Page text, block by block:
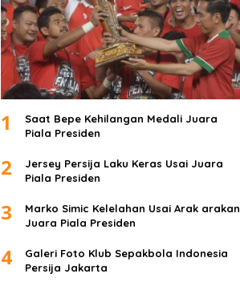
1
Saat Bepe Kehilangan Medali Juara
Piala Presiden
2
Jersey Persija Laku Keras Usai Juara
Piala Presiden
3
Marko Simic Kelelahan Usai Arak arakan
Juara Piala Presiden
4
Galeri Foto Klub Sepakbola Indonesia
Persija Jakarta